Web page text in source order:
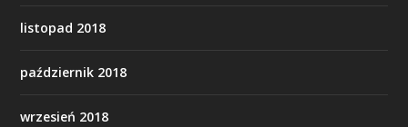
listopad 2018
październik 2018
wrzesień 2018